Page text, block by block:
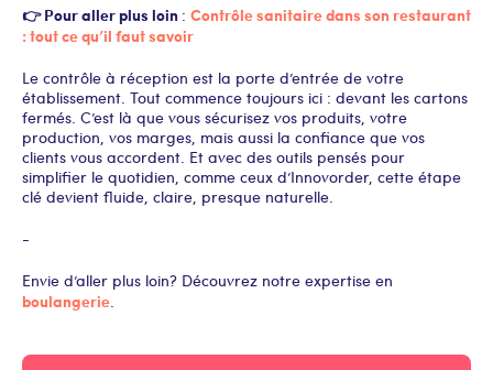
👉 Pour aller plus loin : Contrôle sanitaire dans son restaurant
: tout ce qu’il faut savoir
Le contrôle à réception est la porte d’entrée de votre
établissement. Tout commence toujours ici : devant les cartons
fermés. C’est là que vous sécurisez vos produits, votre
production, vos marges, mais aussi la confiance que vos
clients vous accordent. Et avec des outils pensés pour
simplifier le quotidien, comme ceux d’Innovorder, cette étape
clé devient fluide, claire, presque naturelle.
-
Envie d’aller plus loin ? Découvrez notre expertise en
boulangerie.